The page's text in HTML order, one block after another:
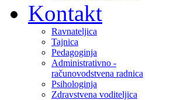
Kontakt
Ravnateljica
Tajnica
Pedagoginja
Administrativno -
računovodstvena radnica
Psihologinja
Zdravstvena voditeljica